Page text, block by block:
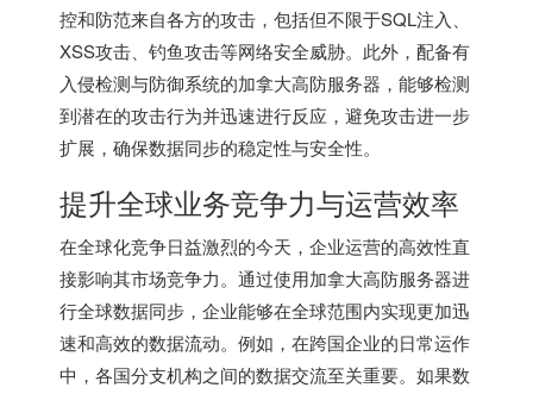
控和防范来自各方的攻击，包括但不限于SQL注入、
XSS攻击、钓鱼攻击等网络安全威胁。此外，配备有
入侵检测与防御系统的加拿大高防服务器，能够检测
到潜在的攻击行为并迅速进行反应，避免攻击进一步
扩展，确保数据同步的稳定性与安全性。
提升全球业务竞争力与运营效率
在全球化竞争日益激烈的今天，企业运营的高效性直
接影响其市场竞争力。通过使用加拿大高防服务器进
行全球数据同步，企业能够在全球范围内实现更加迅
速和高效的数据流动。例如，在跨国企业的日常运作
中，各国分支机构之间的数据交流至关重要。如果数